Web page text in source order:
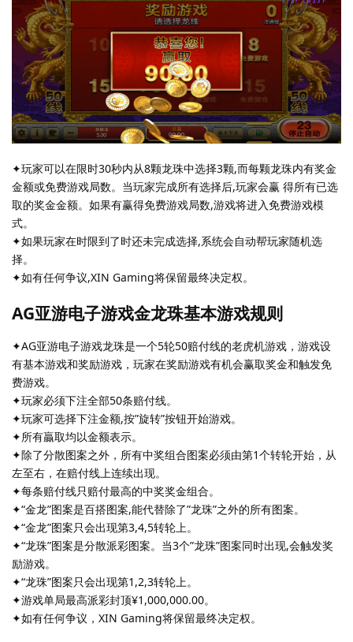
✦玩家可以在限时30秒内从8颗龙珠中选择3颗,而每颗龙珠内有奖金
金额或免费游戏局数。当玩家完成所有选择后,玩家会赢 得所有已选
取的奖金金额。如果有赢得免费游戏局数,游戏将进入免费游戏模
式。
✦如果玩家在时限到了时还未完成选择,系统会自动帮玩家随机选
择。
✦如有任何争议,XIN Gaming将保留最终决定权。
AG亚游电子游戏金龙珠基本游戏规则
✦AG亚游电子游戏龙珠是一个5轮50赔付线的老虎机游戏，游戏设
有基本游戏和奖励游戏，玩家在奖励游戏有机会赢取奖金和触发免
费游戏。
✦玩家必须下注全部50条赔付线。
✦玩家可选择下注金额,按”旋转”按钮开始游戏。
✦所有贏取均以金额表示。
✦除了分散图案之外，所有中奖组合图案必须由第1个转轮开始，从
左至右，在赔付线上连续出现。
✦每条赔付线只赔付最高的中奖奖金组合。
✦“金龙”图案是百搭图案,能代替除了”龙珠”之外的所有图案。
✦“金龙”图案只会出现第3,4,5转轮上。
✦“龙珠”图案是分散派彩图案。当3个”龙珠”图案同时出现,会触发奖
励游戏。
✦“龙珠”图案只会出现第1,2,3转轮上。
✦游戏单局最高派彩封顶¥1,000,000.00。
✦如有任何争议，XIN Gaming将保留最终决定权。